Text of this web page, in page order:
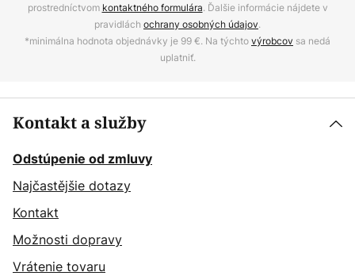
prostredníctvom kontaktného formulára. Ďalšie informácie nájdete v
pravidlách ochrany osobných údajov.
*minimálna hodnota objednávky je 99 €. Na týchtovýrobcov sa nedá
uplatniť.
Kontakt a služby
Odstúpenie od zmluvy
Najčastějšie dotazy
Kontakt
Možnosti dopravy
Vrátenie tovaru